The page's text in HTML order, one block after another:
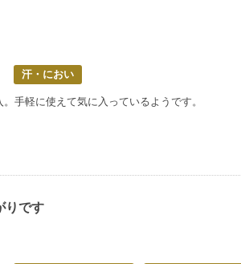
汗・におい
。手軽に使えて気に入っているようです。
りです